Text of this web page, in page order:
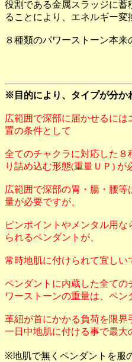
役割である金属スラッジに
ることにより、エネルギー変
８種類のパワーストーン本来
※目的により、タイプが分か
広範囲で深部に届かせるに
置の条件として
全てのチャクラに対応した８
り詰め込む形態(重量ＵＰ) が
広範囲で深部の胃・腸・腰
量が必要ですが、
ピンポイントやメンタル用
られるペンダントが、
常時地肌に付けられて宜しい
ペンダントに内蔵した全て
ワーストーンの重量は、ペン
革紐が首にかかる負荷を限界
一日中地肌に付ける事で最大
※地肌で無くペンダントを服